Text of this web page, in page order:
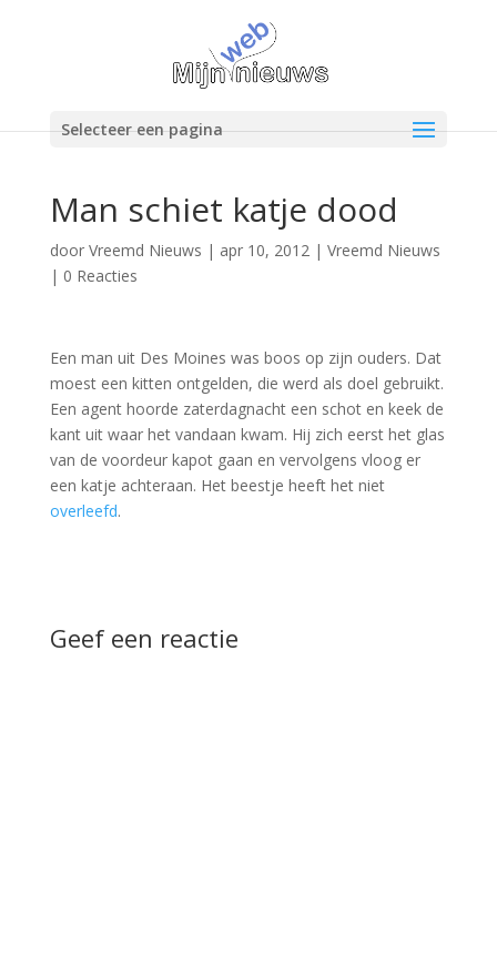
Selecteer een pagina
Man schiet katje dood
door Vreemd Nieuws | apr 10, 2012| Vreemd Nieuws
| 0 Reacties
Een man uit Des Moines was boos op zijn ouders. Dat
moest een kitten ontgelden, die werd als doel gebruikt.
Een agent hoorde zaterdagnacht een schot en keek de
kant uit waar het vandaan kwam. Hij zich eerst het glas
van de voordeur kapot gaan en vervolgens vloog er
een katje achteraan. Het beestje heeft het niet
overleefd.
Geef een reactie